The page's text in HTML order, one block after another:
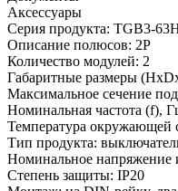
Аксессуары
Серия продукта: TGB3-
Описание полюсов: 2P
Количество модулей: 2
Габаритные размеры
Максимальное сечение
Номинальная частота (f),
Температура окружающей
Тип продукта:
Номинальное напряжение
Степень защиты: IP20